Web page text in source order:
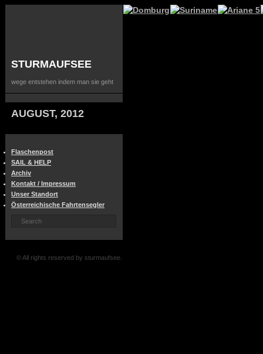
STURMAUFSEE
wege entstehen indem man sie geht
AUGUST, 2012
Flaschenpost
SAIL & HELP
Archiv
Kontakt / Impressum
Unser Standort
Österreichische Fahrtensegler
© All rights reserved by sturmaufsee.